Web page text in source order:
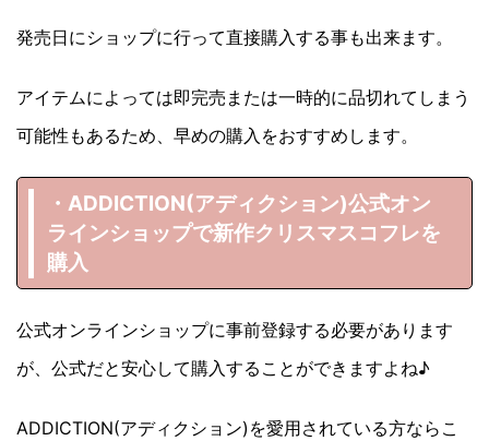
発売日にショップに行って直接購入する事も出来ます。
アイテムによっては即完売または一時的に品切れてしまう
可能性もあるため、早めの購入をおすすめします。
・ADDICTION(アディクション)公式オン
ラインショップで新作クリスマスコフレを
購入
公式オンラインショップに事前登録する必要があります
が、公式だと安心して購入することができますよね♪
ADDICTION(アディクション)を愛用されている方ならこ